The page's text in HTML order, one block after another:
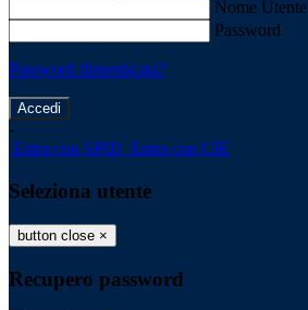
Nome Utente
Password
Password dimenticata?
-
Entra con SPID Entra con CIE
Seleziona utente
button close ×
Recupero password